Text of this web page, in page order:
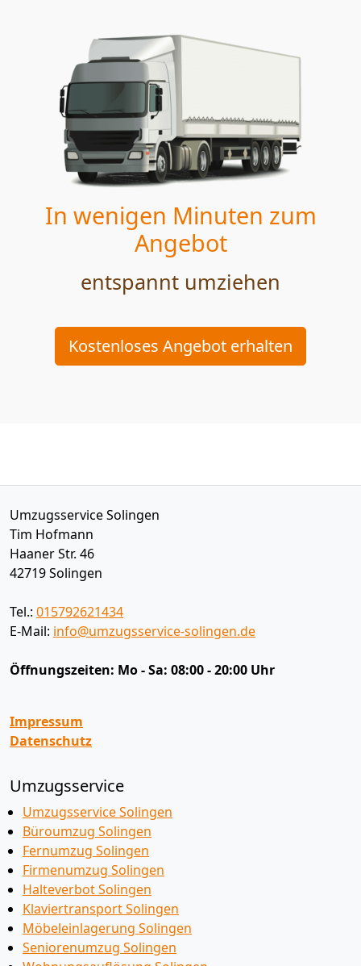
In wenigen Minuten zum
Angebot
entspannt umziehen
Kostenloses Angebot erhalten
Umzugsservice Solingen
Tim Hofmann
Haaner Str. 46
42719Solingen
Tel.: 015792621434
E-Mail: info@umzugsservice-solingen.de
Öffnungszeiten: Mo - Sa: 08:00 - 20:00 Uhr
Impressum
Datenschutz
Umzugsservice
Umzugsservice Solingen
Büroumzug Solingen
Fernumzug Solingen
Firmenumzug Solingen
Halteverbot Solingen
Klaviertransport Solingen
Möbeleinlagerung Solingen
Seniorenumzug Solingen